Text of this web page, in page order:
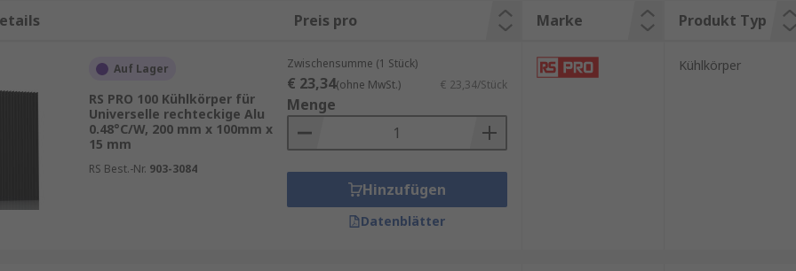
Klebe- oder
besser die Kühlleistung
(z. B. TO-220, D2PAK, LED-Chips etc.)
Systeme
wie
Fischer Elektronik ,AAVID THERMALLOY
Lieferung am nächsten Werktag sowie zum Mindestbestellwert für eine
Preis pro Marke Produkt Typ
Auf Lager
RS PRO 100 Kühlkörper für
Universelle rechteckige Alu
0.48°C/W, 200 mm x 100mm x
15 mm
RS Best.-Nr. 903-3084
Zwischensumme (1 Stück)
€ 23,34(ohne MwSt.) € 23,34/Stück
Menge
Hinzufügen
Datenblätter
Kühlkörper